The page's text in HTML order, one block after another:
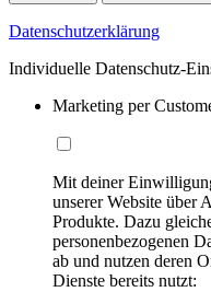
Datenschutzerklärung
Individuelle Datenschutz-
Marketing per
Mit deiner
unserer Website über
Produkte. Dazu
personenbezogenen
ab und nutzen deren
Dienste bereits nutzt: